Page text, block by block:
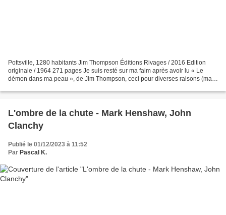
Pottsville, 1280 habitants Jim Thompson Éditions Rivages / 2016 Edition
originale / 1964 271 pages Je suis resté sur ma faim après avoir lu « Le
démon dans ma peau », de Jim Thompson, ceci pour diverses raisons (ma
L'ombre de la chute - Mark Henshaw, John
Clanchy
Publié le 01/12/2023 à 11:52
Par Pascal K.